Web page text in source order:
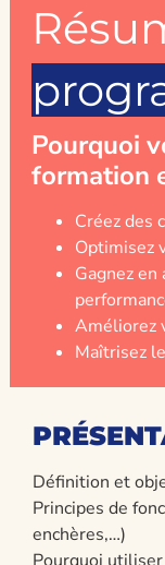
Pourquoi
formation
Créez des
Optimisez
Gagnez en
Améliorez
Maîtrisez
Définition et
Principes de
enchères,…)